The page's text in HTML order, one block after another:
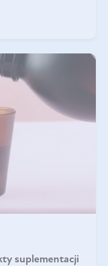
suplementacji